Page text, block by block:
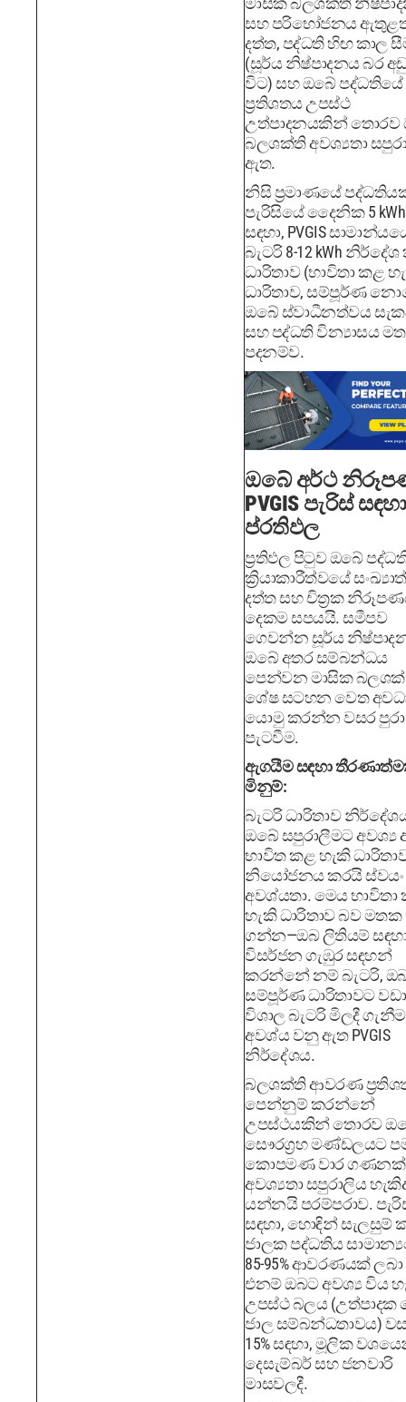
සහ පරිභෝජනය
දත්ත, පද්ධති හිඟ කාල
(සූර්ය නිෂ්පාදනය බර
විට) සහ ඔබේ පද්ධතියේ
ප්‍රතිශතය උපස්ථ
උත්පාදනයකින් තොරව
බලශක්ති අවශ්‍යතා
ඇත.
නිසි ප්‍රමාණයේ
පැරිසියේ දෛනික 5
සඳහා, PVGIS
බැටරි 8-12 kWh
ධාරිතාව (භාවිතා කළ
ධාරිතාව, සම්පූර්ණ
ඔබේ ස්වාධීනත්වය
සහ පද්ධති වින්‍යාසය මත
පදනම්ව.
ඔබේ අර්ථ
PVGIS පැරිස් සඳහා
ප්රතිඵල
ප්‍රතිඵල පිටුව ඔබේ
ක්‍රියාකාරීත්වයේ
දත්ත සහ චිත්‍රක
දෙකම සපයයි. සමීපව
ගෙවන්න සූර්ය
ඔබේ අතර සම්බන්ධය
පෙන්වන මාසික
ශේෂ සටහන වෙත
යොමු කරන්න වසර පුරා
පැටවීම.
ඇගයීම සඳහා
මිනුම්:
බැටරි ධාරිතාව නිර්දේශය
ඔබේ සපුරාලීමට අවශ්‍ය
භාවිත කළ හැකි
නියෝජනය කරයි ස්වයං
අවශ්යතා. මෙය භාවිතා
හැකි ධාරිතාව බව මතක
ගන්න—ඔබ ලිතියම් සඳහා
විසර්ජන ගැඹුර සඳහන්
කරන්නේ නම් බැටරි,
සම්පූර්ණ ධාරිතාවට වඩා
විශාල බැටරි මිලදී
අවශ්ය වනු ඇත PVGIS
නිර්දේශය.
බලශක්ති ආවරණ
පෙන්නුම් කරන්නේ
උපස්ථයකින් තොරව
සෞරග්‍රහ මණ්ඩලයට
කොපමණ වාර ගණනක්
අවශ්‍යතා සපුරාලිය
යන්නයි පරම්පරාව.
සඳහා, හොඳින් සැලසුම්
ජාලක පද්ධතිය
85-95% ආවරණයක්
එනම් ඔබට අවශ්‍ය විය
උපස්ථ බලය (උත්පාදක
ජාල සම්බන්ධතාවය)
15% සඳහා, මූලික
දෙසැම්බර් සහ ජනවාරි
මාසවලදී.